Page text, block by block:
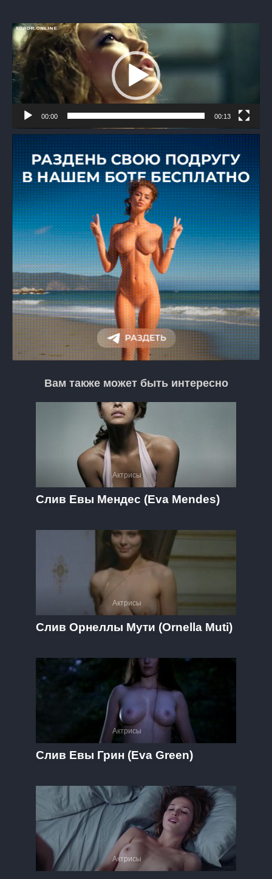
Видеоплеер
00:00 00:13
Вам также может быть интересно
Актрисы
Слив Евы Мендес (Eva Mendes)
Актрисы
Слив Орнеллы Мути (Ornella Muti)
Актрисы
Слив Евы Грин (Eva Green)
Актрисы